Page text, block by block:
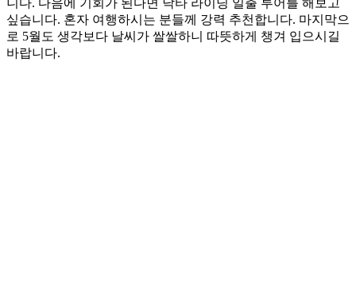
니다. 다음에 기회가 된다면 낙타 라이딩 일출 투어를 해보고
싶습니다. 혼자 여행하시는 분들께 강력 추천합니다. 마지막으
로 5월도 생각보다 날씨가 쌀쌀하니 따뜻하게 챙겨 입으시길
바랍니다.